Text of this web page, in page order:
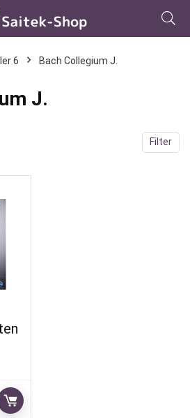
6 Bach Collegium J.
J.
Filter